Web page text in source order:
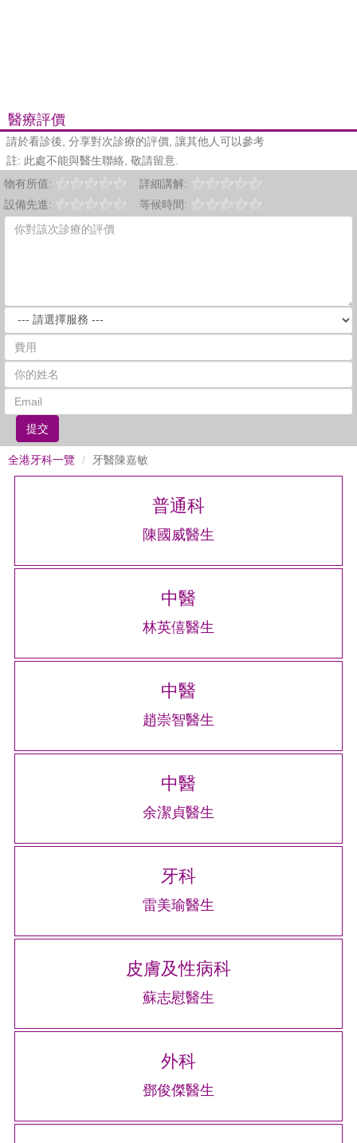
醫療評價
請於看診後, 分享對次診療的評價, 讓其他人可以參考
註: 此處不能與醫生聯絡, 敬請留意.
物有所值:
詳細講解:
設備先進:
等候時間:
提交
全港牙科一覽 牙醫陳嘉敏
普通科
陳國威醫生
中醫
林英僖醫生
中醫
趙崇智醫生
中醫
余潔貞醫生
牙科
雷美瑜醫生
皮膚及性病科
蘇志慰醫生
外科
鄧俊傑醫生